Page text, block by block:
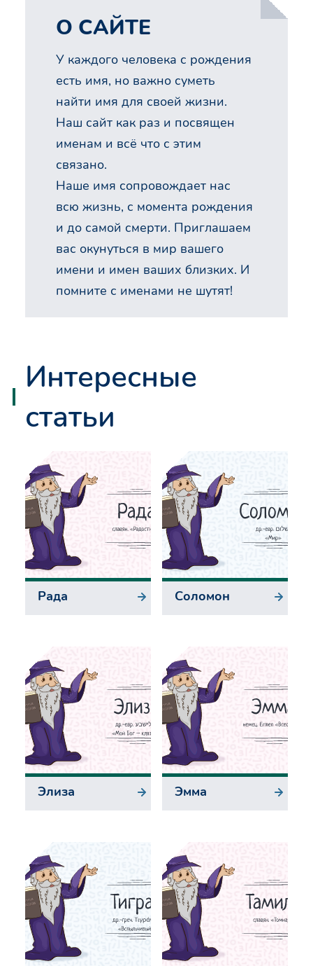
О САЙТЕ
У каждого человека с рождения
есть имя, но важно суметь
найти имя для своей жизни.
Наш сайт как раз и посвящен
именам и всё что с этим
связано.
Наше имя сопровождает нас
всю жизнь, с момента рождения
и до самой смерти. Приглашаем
вас окунуться в мир вашего
имени и имен ваших близких. И
помните с именами не шутят!
Интересные
статьи
Рада Соломон
Элиза Эмма